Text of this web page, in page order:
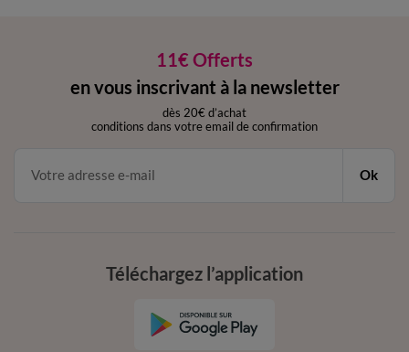
11€ Offerts
en vous inscrivant à la newsletter
dès 20€ d’achat
conditions dans votre email de confirmation
Ok
Téléchargez l’application